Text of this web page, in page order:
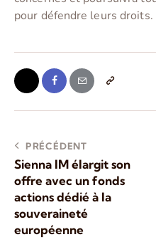
pour défendre leurs droits.
PRÉCÉDENT
Sienna IM élargit son
offre avec un fonds
actions dédié à la
souveraineté
européenne